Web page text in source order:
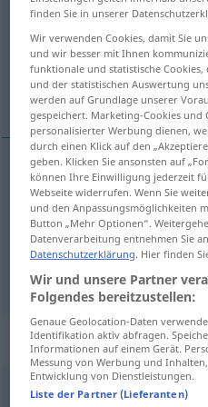
Übersicht aller
(Für mehr Details die
Leserin, Vorleserin,
Leser(in)m(f) lector
Vorleser(in)m(f) lectoren
Lektor(in) m(f) lector UNIV
„lector“:
lector [lɛkˈtɔr]m
finden Sie in unserer
Wir verwenden Cookies, damit Sie
und wir besser mit Ihnen
funktionale und statistische
und der statistischen Auswertung
werden auf Grundlage unserer
gespeichert. Marketing-Cookies und
personalisierter Werbung dienen,
durch einen Klick auf den
geben. Klicken Sie ansonsten auf
können Ihre Einwilligung jederzeit
Webseite widerrufen. Wenn Sie
und den Anpassungsmöglichkeiten
Button „Mehr Optionen“.
Datenverarbeitung entnehmen Sie
Datenschutzerklärung. Hier finden
Wir und unsere Partner
Folgendes bereitzustellen:
Genaue Geolocation-Daten
Identifikation aktiv abfragen.
Informationen auf einem Gerät.
Messung von Werbung und
Entwicklung von Dienstleistungen.
Liste der Partner (Lieferanten)